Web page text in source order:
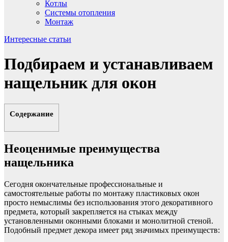
Котлы
Системы отопления
Монтаж
Интересные статьи
Подбираем и устанавливаем
нащельник для окон
Содержание
Неоценимые преимущества
нащельника
Сегодня окончательные профессиональные и
самостоятельные работы по монтажу пластиковых окон
просто немыслимы без использования этого декоративного
предмета, который закрепляется на стыках между
установленными оконными блоками и монолитной стеной.
Подобный предмет декора имеет ряд значимых преимуществ: